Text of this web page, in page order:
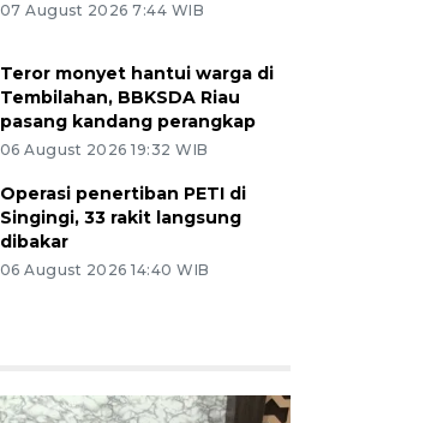
07 August 2026 7:44 WIB
Teror monyet hantui warga di
Tembilahan, BBKSDA Riau
pasang kandang perangkap
06 August 2026 19:32 WIB
Operasi penertiban PETI di
Singingi, 33 rakit langsung
dibakar
06 August 2026 14:40 WIB